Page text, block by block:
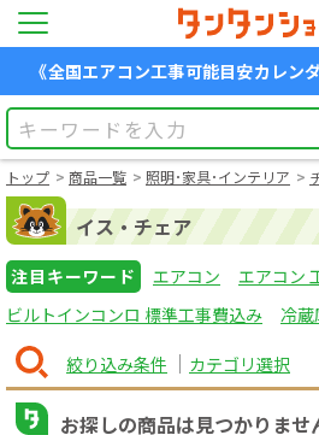
《全国エアコン工事可能目安カレン
トップ 商品一覧 照明･家具･インテリア
イス・チェア
注目キーワード エアコン エアコン
ビルトインコンロ 標準工事費込み
冷蔵
絞り込み条件 カテゴリ選択
お探しの商品は見つかりませ